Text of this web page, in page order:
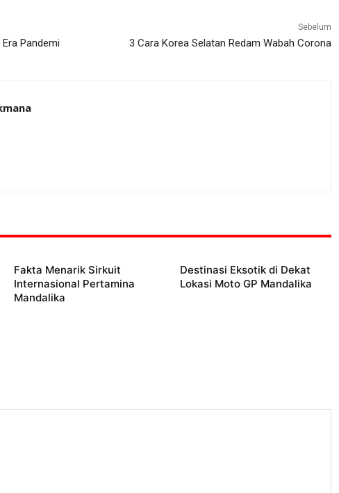
Pandemi
Sebelum
3 Cara Korea Selatan Redam Wabah Corona
Fakta Menarik Sirkuit
Internasional Pertamina
Mandalika
Destinasi Eksotik di Dekat
Lokasi Moto GP Mandalika